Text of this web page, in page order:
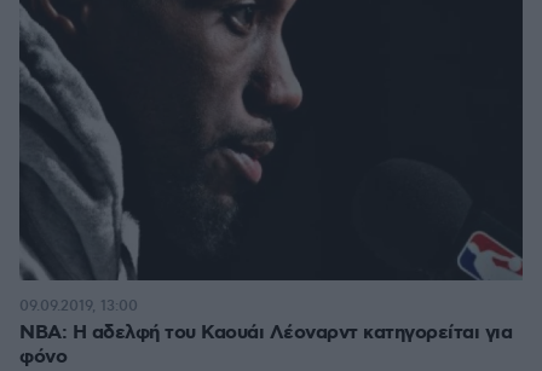
NBA: Η αδελφή του Καουάι Λέοναρντ κατηγορείται για
φόνο
09.09.2019, 13:00